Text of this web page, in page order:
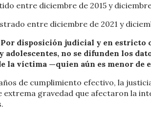
entre diciembre de 2015 y
entre diciembre de 2021 y
disposición judicial y en estricto
adolescentes, no se difunden los
la víctima —quien aún es menor de
de cumplimiento efectivo, la
extrema gravedad que afectaron la